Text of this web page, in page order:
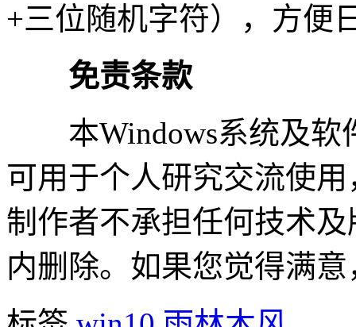
+三位随机字符），方便
免责条款
本Windows系统及软
可用于个人研究交流使
制作者不承担任何技术
内删除。如果您觉得满